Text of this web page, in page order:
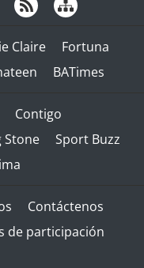
Claire
Fortuna
BATimes
Contigo
Stone
Sport Buzz
Contáctenos
de participación